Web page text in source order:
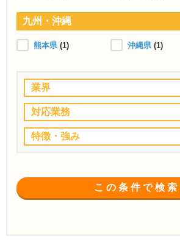
九州・沖縄
熊本県 (1) 沖縄県 (1)
業界
対応業務
特徴・強み
この条件で検索